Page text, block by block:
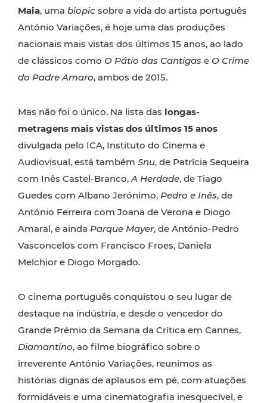
Maia, uma biopic sobre a vida do artista português
António Variações, é hoje uma das produções
nacionais mais vistas dos últimos 15 anos, ao lado
de clássicos como O Pátio das Cantigas e O Crime
do Padre Amaro, ambos de 2015.
Mas não foi o único. Na lista das longas-
metragens mais vistas dos últimos 15 anos
divulgada pelo ICA, Instituto do Cinema e
Audiovisual, está também Snu, de Patrícia Sequeira
com Inês Castel-Branco,A Herdade, de Tiago
Guedes com Albano Jerónimo, Pedro e Inês, de
António Ferreira com Joana de Verona e Diogo
Amaral, e ainda Parque Mayer, de António-Pedro
Vasconcelos com Francisco Froes, Daniela
Melchior e Diogo Morgado.
O cinema português conquistou o seu lugar de
destaque na indústria, e desde o vencedor do
Grande Prémio da Semana da Crítica em Cannes,
Diamantino, ao filme biográfico sobre o
irreverente António Variações, reunimos as
histórias dignas de aplausos em pé, com atuações
formidáveis e uma cinematografia inesquecível, e